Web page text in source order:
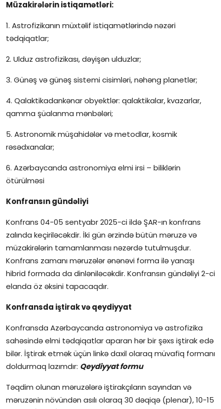
Müzakirələrin istiqamətləri:
1. Astrofizikanın müxtəlif istiqamətlərində nəzəri
tədqiqatlar;
2. Ulduz astrofizikası, dəyişən ulduzlar;
3. Günəş və günəş sistemi cisimləri, nəhəng planetlər;
4. Qalaktikadankənar obyektlər: qalaktikalar, kvazarlar,
qamma şüalanma mənbələri;
5. Astronomik müşahidələr və metodlar, kosmik
rəsədxanalar;
6. Azərbaycanda astronomiya elmi irsi – biliklərin
ötürülməsi
Konfransın gündəliyi
Konfrans 04-05 sentyabr 2025-ci ildə ŞAR-ın konfrans
zalında keçiriləcəkdir. İki gün ərzində bütün məruzə və
müzakirələrin tamamlanması nəzərdə tutulmuşdur.
Konfrans zamanı məruzələr ənənəvi forma ilə yanaşı
hibrid formada da dinləniləcəkdir. Konfransın gündəliyi 2-ci
elanda öz əksini tapacaqdır.
Konfransda iştirak və qeydiyyat
Konfransda Azərbaycanda astronomiya və astrofizika
sahəsində elmi tədqiqatlar aparan hər bir şəxs iştirak edə
bilər. İştirak etmək üçün linkə daxil olaraq müvafiq formanı
doldurmaq lazımdır: Qeydiyyat formu
Təqdim olunan məruzələrə iştirakçıların sayından və
məruzənin növündən asılı olaraq 30 dəqiqə (plenar), 10-15